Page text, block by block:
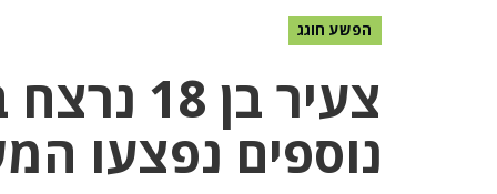
הפשע חוגג
צעיר
נוספים נפצעו